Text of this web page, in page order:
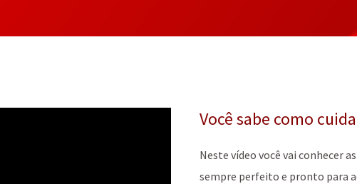
Você sabe como
Neste vídeo você vai conhecer
sempre perfeito e pronto para